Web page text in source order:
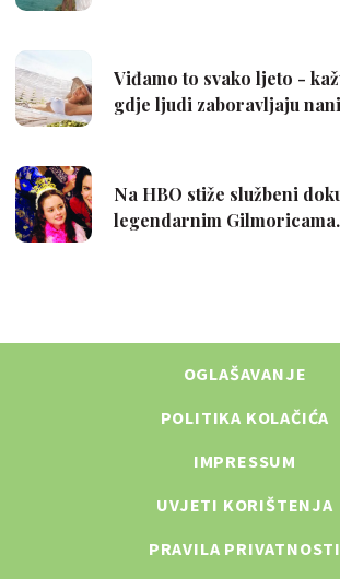
OGLAŠAVANJE
POLITIKA KOLAČIĆA
IMPRESSUM
UVJETI KORIŠTENJA
PRAVILA PRIVATNOSTI